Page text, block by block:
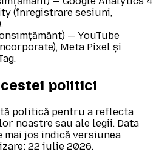
(înregistrare sesiuni,
— YouTube
Meta Pixel și
politici
politică pentru a reflecta
noastre sau ale legii. Data
mai jos indică versiunea
22 iulie 2026.